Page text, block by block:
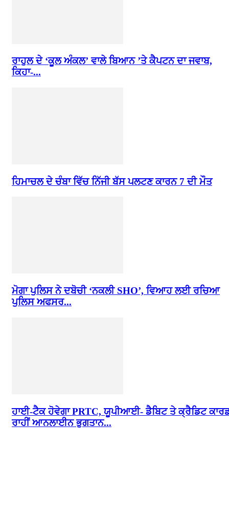
ਰਾਹੁਲ ਦੇ ‘ਕੂਲ ਅੰਕਲ’ ਵਾਲੇ ਬਿਆਨ ’ਤੇ ਕੈਪਟਨ ਦਾ ਜਵਾਬ,
ਕਿਹਾ-...
ਹਿਮਾਚਲ ਦੇ ਚੰਬਾ ਵਿੱਚ ਨਿੱਜੀ ਬੱਸ ਪਲਟਣ ਕਾਰਨ 7 ਦੀ ਮੌਤ
ਮੋਗਾ ਪੁਲਿਸ ਨੇ ਦਬੋਚੀ ‘ਨਕਲੀ SHO’, ਵਿਆਹ ਲਈ ਰਚਿਆ
ਪੁਲਿਸ ਅਫਸਰ...
ਹਾਈ-ਟੈਕ ਹੋਵੇਗਾ PRTC, ਯੂਪੀਆਈ- ਡੈਬਿਟ ਤੇ ਕ੍ਰੈਡਿਟ
ਰਾਹੀਂ ਆਨਲਾਈਨ ਭੁਗਤਾਨ...